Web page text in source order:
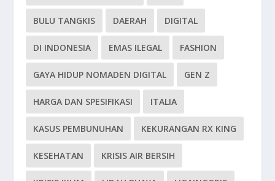
BULU TANGKIS DAERAH DIGITAL
DI INDONESIA EMAS ILEGAL FASHION
GAYA HIDUP NOMADEN DIGITAL GEN Z
HARGA DAN SPESIFIKASI ITALIA
KASUS PEMBUNUHAN KEKURANGAN RX KING
KESEHATAN KRISIS AIR BERSIH